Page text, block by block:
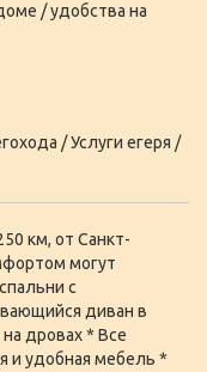
/ удобства на
/ Услуги егеря /
км, от Санкт-
могут
с
диван в
дровах * Все
и удобная мебель *